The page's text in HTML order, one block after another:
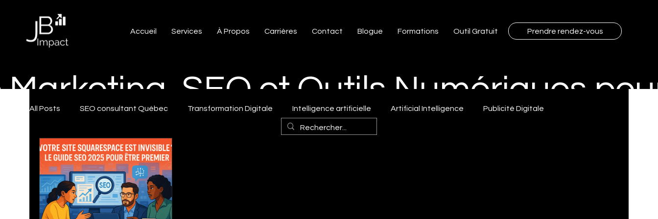
Prendre rendez-vous
Accueil Services À Propos Carrières Contact Blogue Formations Outil Gratuit
SEO et Outils Numériques
All Posts SEO consultant Québec Transformation Digitale Intelligence artificielle Artificial Intelligence Publicité Digitale
SEO Local Québec IA & Marketing numérique
Trucs et astuces Google my business